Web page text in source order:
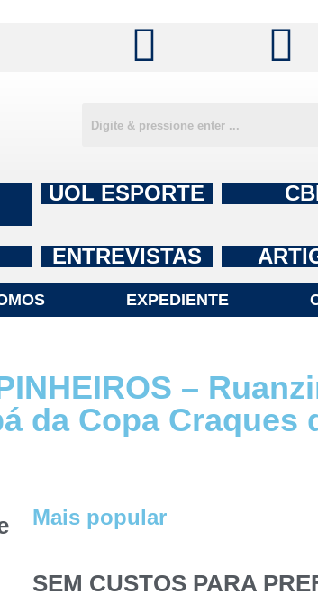
UOL ESPORTE
ENTREVISTAS
EXPEDIENTE
–
da Copa Craques
Mais popular
SEM CUSTOS PARA